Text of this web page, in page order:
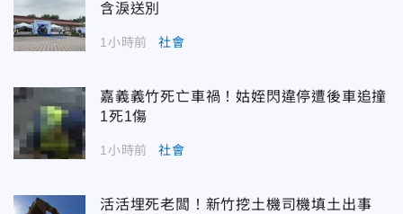
含淚送別
1小時前 社會
嘉義義竹死亡車禍！姑姪閃違停遭後車追撞
1死1傷
1小時前 社會
活活埋死老闆！新竹挖土機司機填土出事